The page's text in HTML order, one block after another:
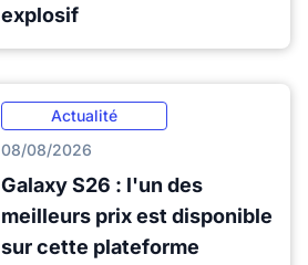
explosif
Actualité
08/08/2026
Galaxy S26 : l'un des
meilleurs prix est disponible
sur cette plateforme